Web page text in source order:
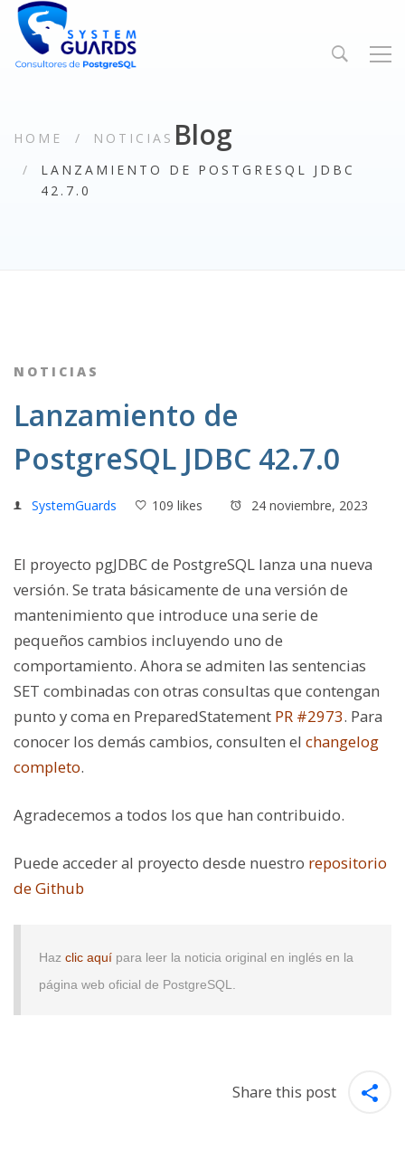
Blog
HOME
NOTICIAS
LANZAMIENTO DE POSTGRESQL JDBC
42.7.0
NOTICIAS
Lanzamiento de
PostgreSQL JDBC 42.7.0
SystemGuards 109 likes 24 noviembre, 2023
El proyecto pgJDBC de PostgreSQL lanza una nueva
versión. Se trata básicamente de una versión de
mantenimiento que introduce una serie de
pequeños cambios incluyendo uno de
comportamiento. Ahora se admiten las sentencias
SET combinadas con otras consultas que contengan
punto y coma en PreparedStatement PR #2973. Para
conocer los demás cambios, consulten el changelog
completo.
Agradecemos a todos los que han contribuido.
Puede acceder al proyecto desde nuestro repositorio
de Github
Haz clic aquí para leer la noticia original en inglés en la
página web oficial de PostgreSQL.
Share this post